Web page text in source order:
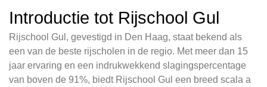
Introductie tot Rijschool Gul
Rijschool Gul, gevestigd in Den Haag, staat bekend als
een van de beste rijscholen in de regio. Met meer dan 15
jaar ervaring en een indrukwekkend slagingspercentage
van boven de 91%, biedt Rijschool Gul een breed scala a